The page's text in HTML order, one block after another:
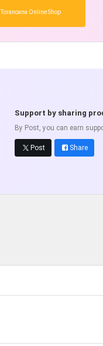
Toranoana Online Shop
Support by sharing
By Post, you can earn
Post Share